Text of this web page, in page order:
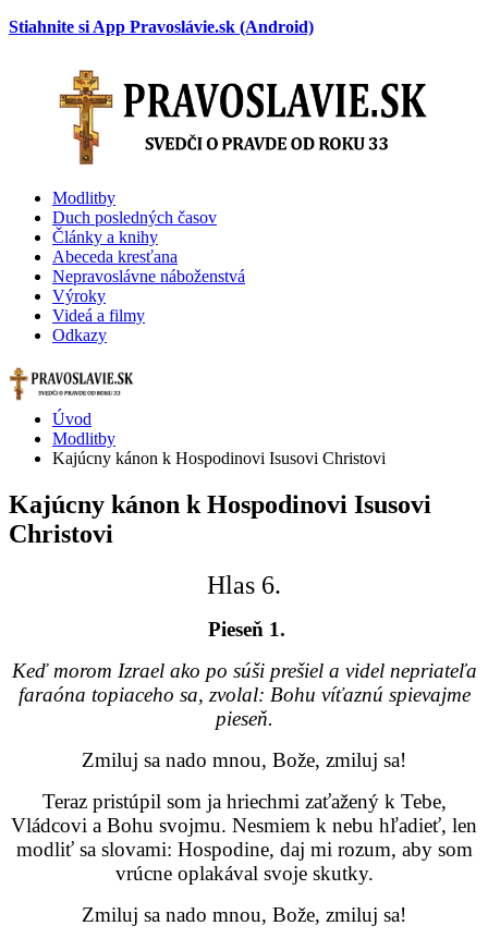
Stiahnite si App Pravoslávie.sk (Android)
Modlitby
Duch posledných časov
Články a knihy
Abeceda kresťana
Nepravoslávne náboženstvá
Výroky
Videá a filmy
Odkazy
Úvod
Modlitby
Kajúcny kánon k Hospodinovi Isusovi Christovi
Kajúcny kánon k Hospodinovi Isusovi
Christovi
Hlas 6.
Pieseň 1.
Keď morom Izrael ako po súši prešiel a videl nepriateľa
faraóna topiaceho sa, zvolal: Bohu víťaznú spievajme
pieseň.
Zmiluj sa nado mnou, Bože, zmiluj sa!
Teraz pristúpil som ja hriechmi zaťažený k Tebe,
Vládcovi a Bohu svojmu. Nesmiem k nebu hľadieť, len
modliť sa slovami: Hospodine, daj mi rozum, aby som
vrúcne oplakával svoje skutky.
Zmiluj sa nado mnou, Bože, zmiluj sa!